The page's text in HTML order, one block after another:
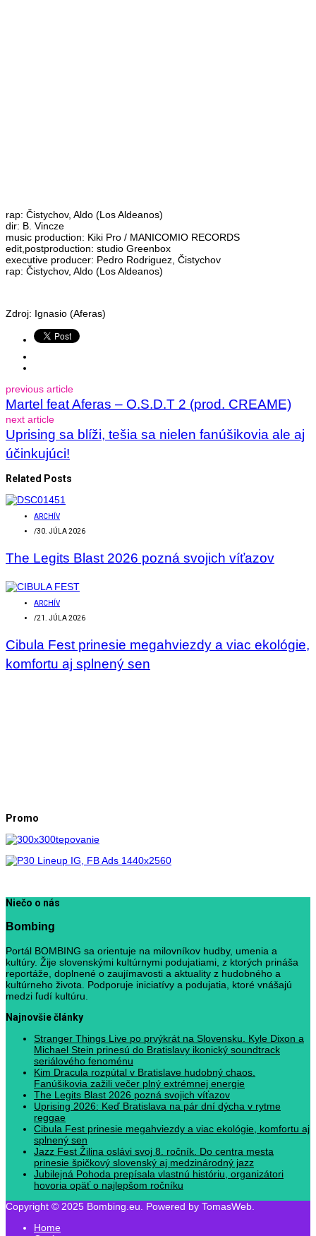
rap: Čistychov, Aldo (Los Aldeanos)
dir: B. Vincze
music production: Kiki Pro / MANICOMIO RECORDS
edit,postproduction: studio Greenbox
executive producer: Pedro Rodriguez, Čistychov
rap: Čistychov, Aldo (Los Aldeanos)
Zdroj: Ignasio (Aferas)
previous article
Martel feat Aferas – O.S.D.T 2 (prod. CREAME)
next article
Uprising sa blíži, tešia sa nielen fanúšikovia ale aj
účinkujúci!
Related Posts
ARCHÍV
/30. JÚLA 2026
The Legits Blast 2026 pozná svojich víťazov
ARCHÍV
/21. JÚLA 2026
Cibula Fest prinesie megahviezdy a viac ekológie,
komfortu aj splnený sen
Promo
Niečo o nás
Bombing
Portál BOMBING sa orientuje na milovníkov hudby, umenia a
kultúry. Žije slovenskými kultúrnymi podujatiami, z ktorých prináša
reportáže, doplnené o zaujímavosti a aktuality z hudobného a
kultúrneho života. Podporuje iniciatívy a podujatia, ktoré vnášajú
medzi ľudí kultúru.
Najnovšie články
Stranger Things Live po prvýkrát na Slovensku. Kyle Dixon a
Michael Stein prinesú do Bratislavy ikonický soundtrack
seriálového fenoménu
Kim Dracula rozpútal v Bratislave hudobný chaos.
Fanúšikovia zažili večer plný extrémnej energie
The Legits Blast 2026 pozná svojich víťazov
Uprising 2026: Keď Bratislava na pár dní dýcha v rytme
reggae
Cibula Fest prinesie megahviezdy a viac ekológie, komfortu aj
splnený sen
Jazz Fest Žilina oslávi svoj 8. ročník. Do centra mesta
prinesie špičkový slovenský aj medzinárodný jazz
Jubilejná Pohoda prepísala vlastnú históriu, organizátori
hovoria opäť o najlepšom ročníku
Copyright © 2025 Bombing.eu. Powered by TomasWeb.
Home